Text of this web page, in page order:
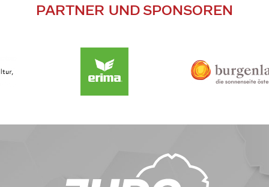
PARTNER UND SPONSOREN